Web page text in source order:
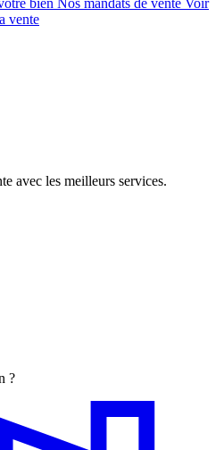
vente
avec les meilleurs services.
?